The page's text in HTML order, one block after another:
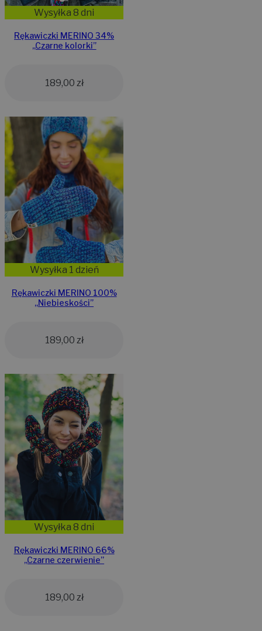
Wysyłka 8 dni
Rękawiczki MERINO 34%
,,Czarne kolorki”
189,00 zł
Wysyłka 1 dzień
Rękawiczki MERINO 100%
,,Niebieskości”
189,00 zł
Wysyłka 8 dni
Rękawiczki MERINO 66%
,,Czarne czerwienie”
189,00 zł